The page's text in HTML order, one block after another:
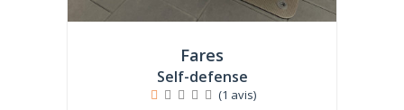
Fares
Self-defense
(1 avis)